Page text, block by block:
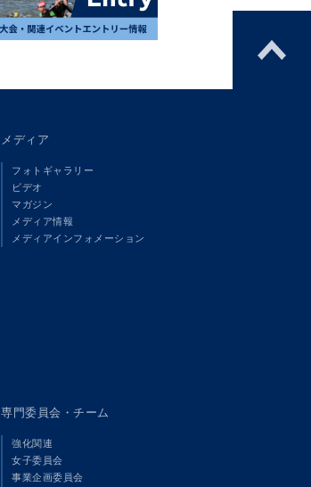
メディア
フォトギャラリー
ビデオ
マガジン
メディア情報
メディアインフォメーション
専門委員会・チーム
強化関連
女子委員会
事業企画委員会